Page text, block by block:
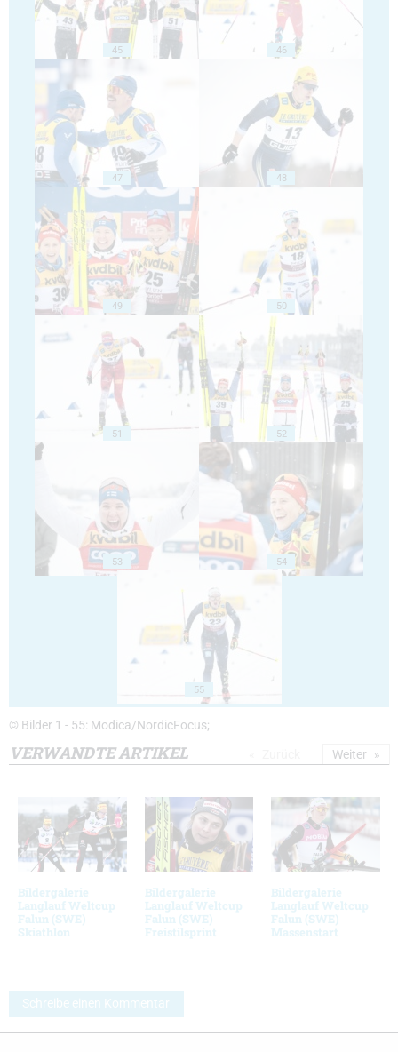
45 46
47 48
49 50
51 52
53 54
55
© Bilder 1 - 55: Modica/NordicFocus;
VERWANDTE ARTIKEL
Bildergalerie
Langlauf Weltcup
Falun (SWE)
Skiathlon
Bildergalerie
Langlauf Weltcup
Falun (SWE)
Freistilsprint
Bildergalerie
Langlauf Weltcup
Falun (SWE)
Massenstart
Weiter
Schreibe einen Kommentar